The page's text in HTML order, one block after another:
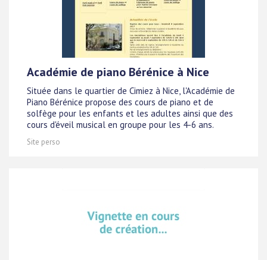
Académie de piano Bérénice à Nice
Située dans le quartier de Cimiez à Nice, l'Académie de
Piano Bérénice propose des cours de piano et de
solfège pour les enfants et les adultes ainsi que des
cours d'éveil musical en groupe pour les 4-6 ans.
Site perso